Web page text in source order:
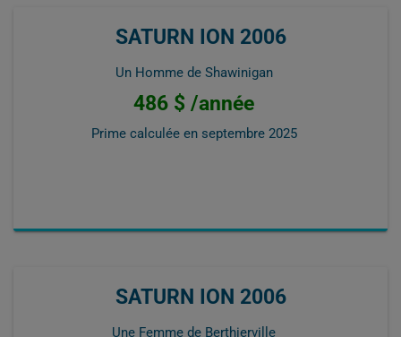
SATURN ION 2006
Un Homme de Shawinigan
486 $ /année
Prime calculée en septembre 2025
SATURN ION 2006
Une Femme de Berthierville